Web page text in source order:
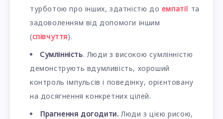
турботою про інших, здатністю до емпатії та
задоволенням від допомоги іншим
(співчуття).
Сумлінність. Люди з високою сумлінністю
демонструють вдумливість, хороший
контроль імпульсів і поведінку, орієнтовану
на досягнення конкретних цілей.
Прагнення догодити. Люди з цією рисою,